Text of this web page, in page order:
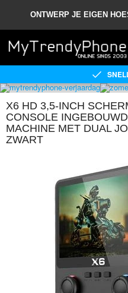
ONTWERP JE EIGEN
X6 HD 3,5-INCH
CONSOLE
MACHINE MET DUAL
ZWART